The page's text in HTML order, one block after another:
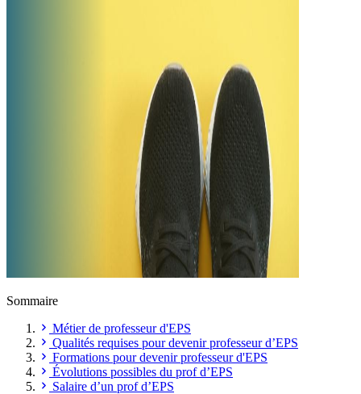
Sommaire
Métier de professeur d'EPS
Qualités requises pour devenir professeur d’EPS
Formations pour devenir professeur d'EPS
Évolutions possibles du prof d’EPS
Salaire d’un prof d’EPS